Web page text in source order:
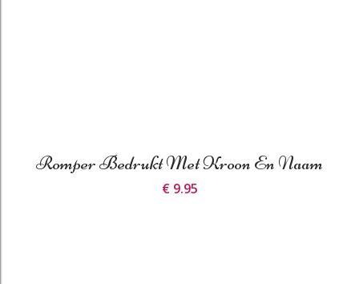
Romper Bedrukt Met Kroon En Naam
€ 9.95